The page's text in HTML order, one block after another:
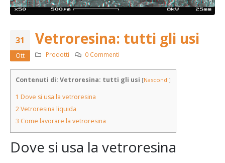
31
Ott
Vetroresina: tutti gli usi
Prodotti 0 Commenti
Contenuti di: Vetroresina: tutti gli usi [Nascondi]
1 Dove si usa la vetroresina
2Vetroresina liquida
3 Come lavorare la vetroresina
Dove si usa la vetroresina